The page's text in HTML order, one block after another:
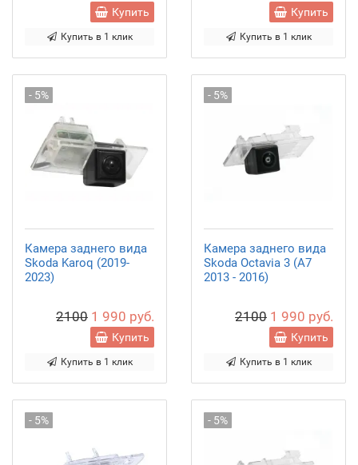
Купить
Купить в 1 клик
Купить
Купить в 1 клик
- 5%
Камера заднего вида
Skoda Karoq (2019-
2023)
2100 1 990 руб.
Купить
Купить в 1 клик
- 5%
Камера заднего вида
Skoda Octavia 3 (А7
2013 - 2016)
2100 1 990 руб.
Купить
Купить в 1 клик
- 5% - 5%